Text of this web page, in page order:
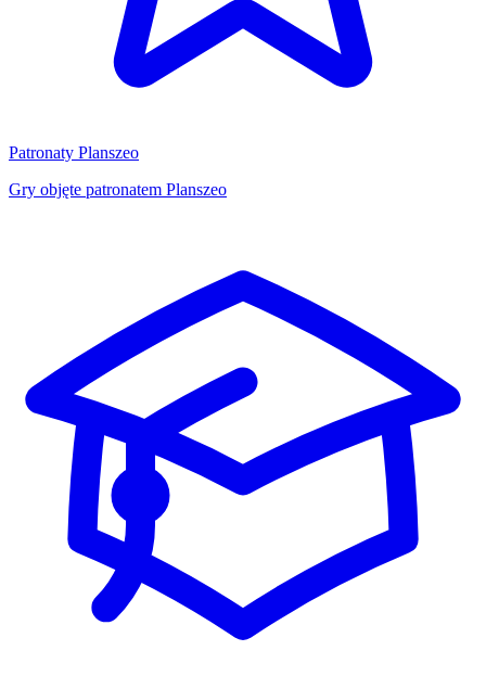
Patronaty Planszeo
Gry objęte patronatem Planszeo